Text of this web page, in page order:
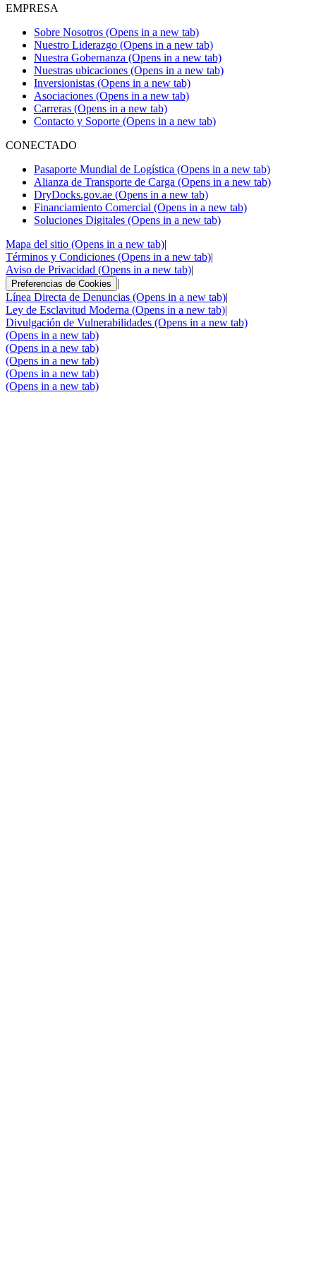
¿Cómo puedo obtener mi Interchange (EIR) de IMPO o Expo
si lo extravíe?
Puede solicitar una copia al área
cl.sai_facturacion@dpworld.com
cl.sai_sup.gatecontrol@dpworld.comel cual tendrá un costo por
reimpresión o reenvío digital.
Para IMPO, puede revisarlo en aplicación ZIYU el cual arroja EIR
al usuario una vez retira unidades de puerto.
Para EXPO puede solicitarlos a Agencias de Aduana quienes tienen
acceso vía portal.
EMPRESA
Sobre Nosotros (Opens in a new tab)
Nuestro Liderazgo (Opens in a new tab)
Nuestra Gobernanza (Opens in a new tab)
Nuestras ubicaciones (Opens in a new tab)
Inversionistas (Opens in a new tab)
Asociaciones (Opens in a new tab)
Carreras (Opens in a new tab)
Contacto y Soporte (Opens in a new tab)
CONECTADO
Pasaporte Mundial de Logística (Opens in a new tab)
Alianza de Transporte de Carga (Opens in a new tab)
DryDocks.gov.ae (Opens in a new tab)
Financiamiento Comercial (Opens in a new tab)
Soluciones Digitales (Opens in a new tab)
Mapa del sitio (Opens in a new tab)|
Términos y Condiciones (Opens in a new tab)|
Aviso de Privacidad (Opens in a new tab)|
Preferencias de Cookies
|
Línea Directa de Denuncias (Opens in a new tab)|
Ley de Esclavitud Moderna (Opens in a new tab)|
Divulgación de Vulnerabilidades (Opens in a new tab)
(Opens in a new tab)
(Opens in a new tab)
(Opens in a new tab)
(Opens in a new tab)
(Opens in a new tab)